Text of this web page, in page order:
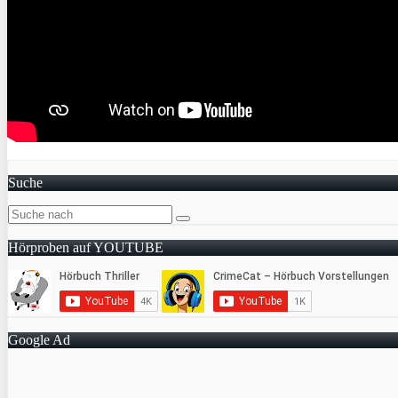
Suche
Hörproben auf YOUTUBE
Google Ad